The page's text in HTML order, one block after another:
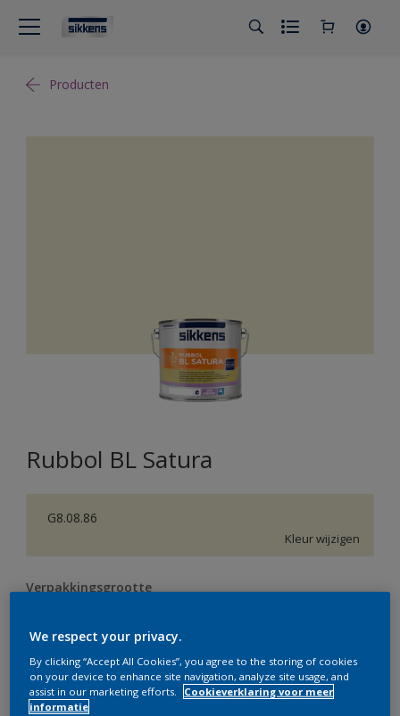
Producten
Rubbol BL Satura
G8.08.86
Kleur wijzigen
Verpakkingsgrootte
Aantal Verfcalculator
Bereken
We respect your privacy.
By clicking “Accept All Cookies”, you agree to the storing of cookies
on your device to enhance site navigation, analyze site usage, and
assist in our marketing efforts.
Cookieverklaring voor meer
informatie